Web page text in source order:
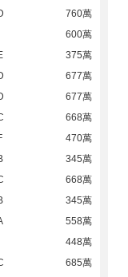
760萬
600萬
375萬
677萬
677萬
668萬
470萬
345萬
668萬
345萬
558萬
448萬
685萬